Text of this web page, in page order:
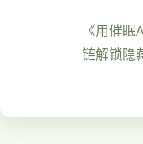
《用催
链解锁隐